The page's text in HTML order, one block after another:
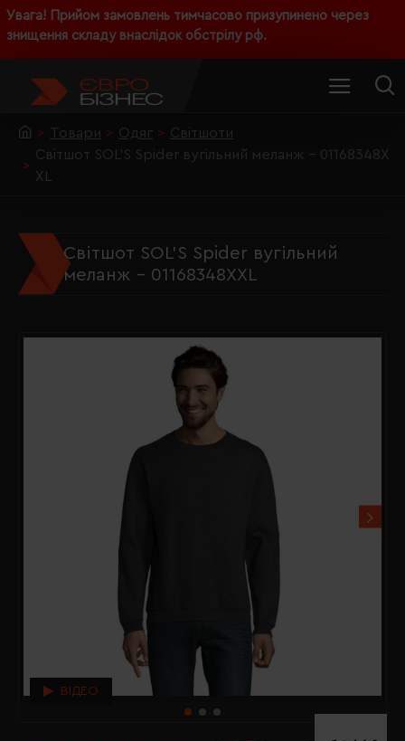
Увага! Прийом замовлень тимчасово призупинено через
знищення складу внаслідок обстрілу рф.
Товари Одяг
Світшоти
Світшот SOL'S Spider вугільний меланж - 01168348X
XL
Світшот SOL'S Spider вугільний
меланж - 01168348XXL
ВІДЕО